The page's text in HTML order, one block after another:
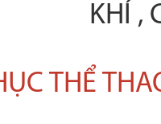
KHÍ ,
THỂ